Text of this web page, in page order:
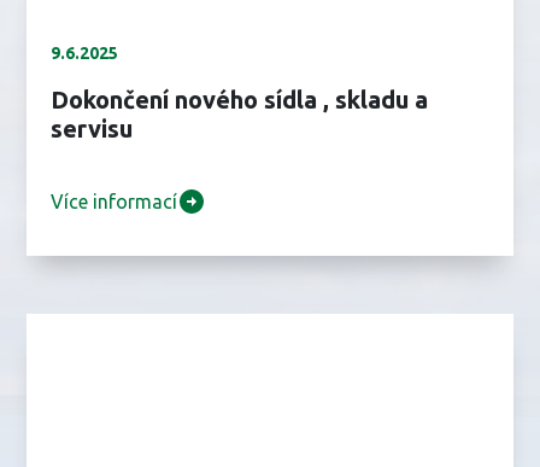
9.6.2025
Dokončení nového sídla , skladu a
servisu
Více informací